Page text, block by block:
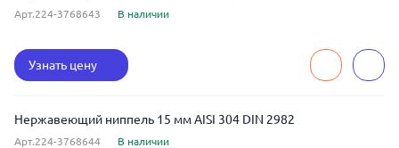
Арт.224-3768643 В наличии
Узнать цену
Нержавеющий ниппель 15 мм AISI 304 DIN 2982
Арт.224-3768644 В наличии